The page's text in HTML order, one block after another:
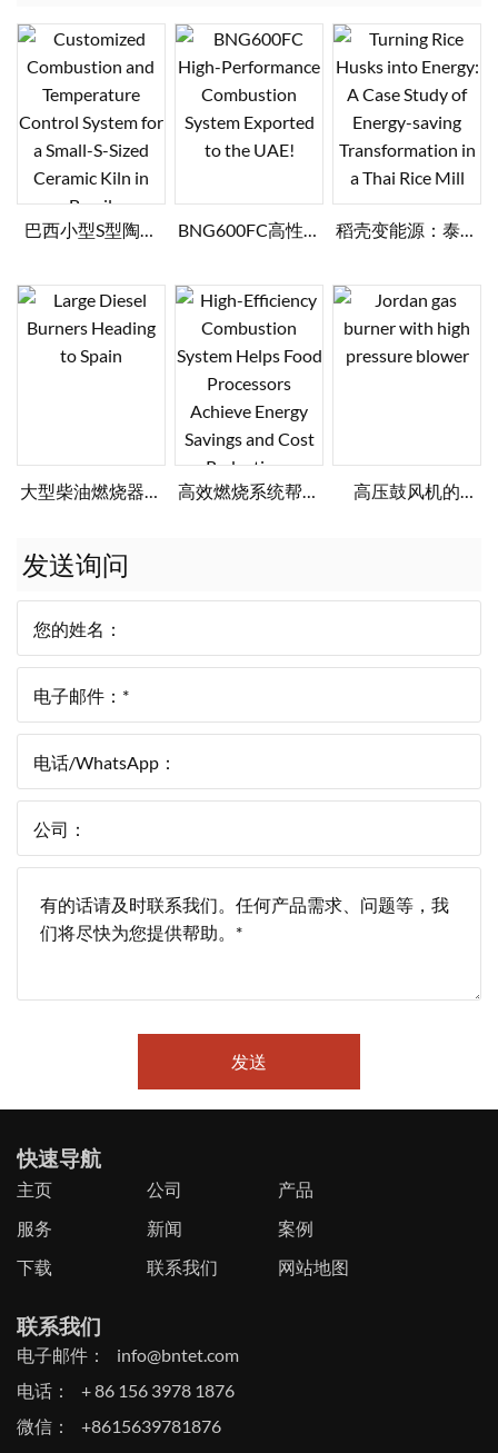
巴西小型S型陶瓷
控系统
BNG600FC高性能
酋！
稻壳变能源：泰国
例
大型柴油燃烧器前
高效燃烧系统帮助
高压鼓风机的
发送询问
发送
快速导航
主页 公司
产品
服务
新闻
案例
下载
联系我们 网站地图
联系我们
电子邮件：
info@bntet.com
电话：
+ 86 156 3978 1876
微信：
+8615639781876